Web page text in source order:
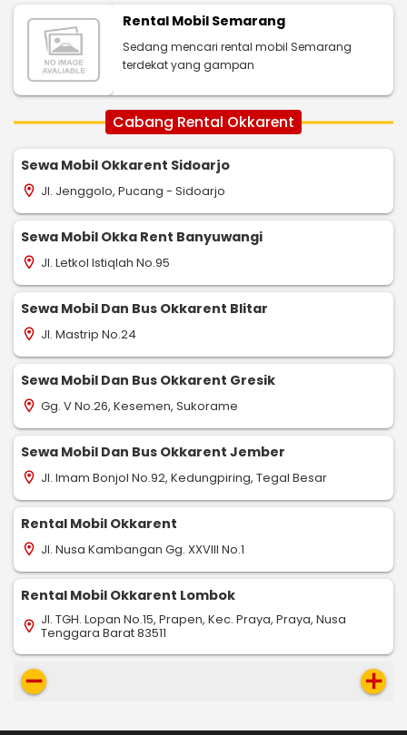
Rental Mobil Semarang
Sedang mencari rental mobil Semarang
terdekat yang gampan
Cabang Rental Okkarent
Sewa Mobil Okkarent Sidoarjo
location_on Jl. Jenggolo, Pucang - Sidoarjo
Sewa Mobil Okka Rent Banyuwangi
location_on Jl. Letkol Istiqlah No.95
Sewa Mobil Dan Bus Okkarent Blitar
location_on Jl. Mastrip No.24
Sewa Mobil Dan Bus Okkarent Gresik
location_on Gg. V No.26, Kesemen, Sukorame
Sewa Mobil Dan Bus Okkarent Jember
location_on Jl. Imam Bonjol No.92, Kedungpiring, Tegal Besar
Rental Mobil Okkarent
location_on Jl. Nusa Kambangan Gg. XXVIII No.1
Rental Mobil Okkarent Lombok
location_on Jl. TGH. Lopan No.15, Prapen, Kec. Praya, Praya, Nusa
Tenggara Barat 83511
remove add